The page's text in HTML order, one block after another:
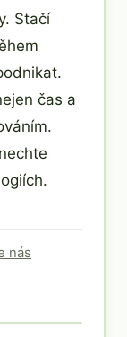
Stačí
čas a
nás